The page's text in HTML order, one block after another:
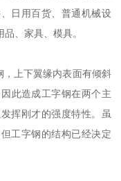
日用百货、普通机械设
、家具、模具。
，上下翼缘内表面有倾斜
此造成工字钢在两个主
挥刚才的强度特性。虽
工字钢的结构已经决定